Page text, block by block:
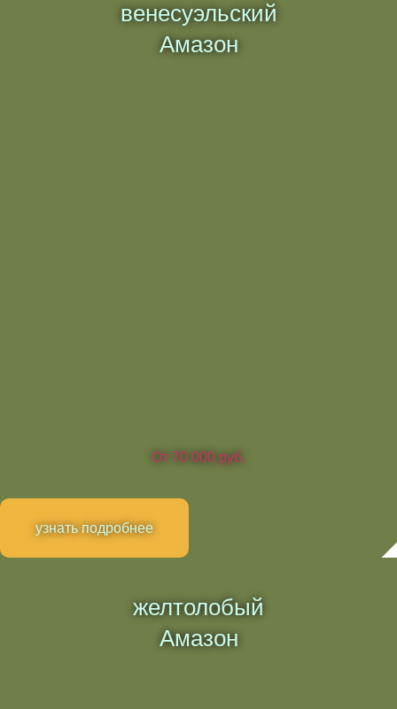
венесуэльский
Амазон
От 70 000 руб.
узнать подробнее
желтолобый
Амазон